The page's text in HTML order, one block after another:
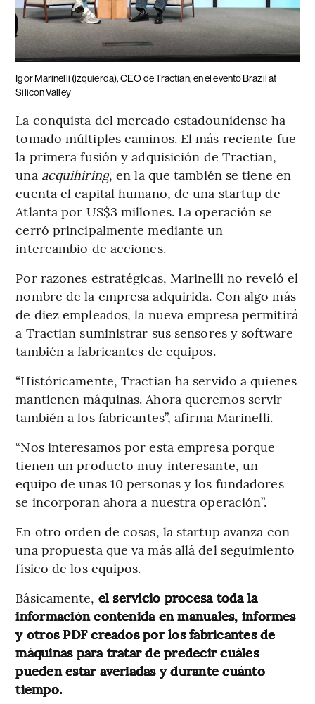
Igor Marinelli (izquierda), CEO de Tractian, en el evento Brazil at
Silicon Valley
La conquista del mercado estadounidense ha
tomado múltiples caminos. El más reciente fue
la primera fusión y adquisición de Tractian,
una acquihiring, en la que también se tiene en
cuenta el capital humano, de una startup de
Atlanta por US$3 millones. La operación se
cerró principalmente mediante un
intercambio de acciones.
Por razones estratégicas, Marinelli no reveló el
nombre de la empresa adquirida. Con algo más
de diez empleados, la nueva empresa permitirá
a Tractian suministrar sus sensores y software
también a fabricantes de equipos.
“Históricamente, Tractian ha servido a quienes
mantienen máquinas. Ahora queremos servir
también a los fabricantes”, afirma Marinelli.
“Nos interesamos por esta empresa porque
tienen un producto muy interesante, un
equipo de unas 10 personas y los fundadores
se incorporan ahora a nuestra operación”.
En otro orden de cosas, la startup avanza con
una propuesta que va más allá del seguimiento
físico de los equipos.
Básicamente, el servicio procesa toda la
información contenida en manuales, informes
y otros PDF creados por los fabricantes de
máquinas para tratar de predecir cuáles
pueden estar averiadas y durante cuánto
tiempo.